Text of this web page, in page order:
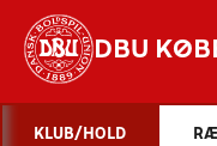
DBU
KLUB/HOLD